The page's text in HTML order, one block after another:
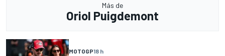
Más de
Oriol Puigdemont
MOTOGP18 h